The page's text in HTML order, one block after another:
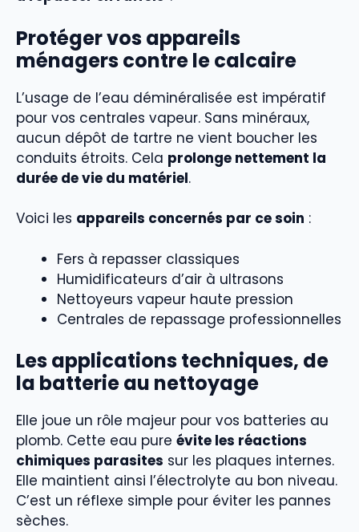
Protéger vos appareils
ménagers contre le calcaire
L’usage de l’eau déminéralisée est impératif
pour vos centrales vapeur. Sans minéraux,
aucun dépôt de tartre ne vient boucher les
conduits étroits. Cela prolonge nettement la
durée de vie du matériel.
Voici les appareils concernés par ce soin :
Fers à repasser classiques
Humidificateurs d’air à ultrasons
Nettoyeurs vapeur haute pression
Centrales de repassage professionnelles
Les applications techniques, de
la batterie au nettoyage
Elle joue un rôle majeur pour vos batteries au
plomb. Cette eau pure évite les réactions
chimiques parasites sur les plaques internes.
Elle maintient ainsi l’électrolyte au bon niveau.
C’est un réflexe simple pour éviter les pannes
sèches.